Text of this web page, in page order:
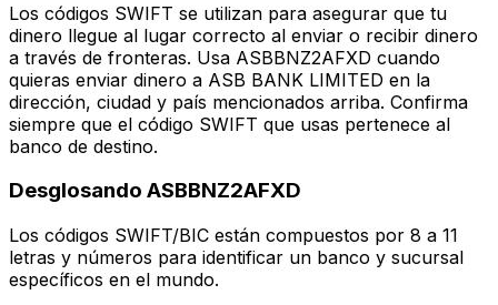
Los códigos SWIFT se utilizan para asegurar que tu
dinero llegue al lugar correcto al enviar o recibir dinero
a través de fronteras. Usa ASBBNZ2AFXD cuando
quieras enviar dinero a ASB BANK LIMITED en la
dirección, ciudad y país mencionados arriba. Confirma
siempre que el código SWIFT que usas pertenece al
banco de destino.
Desglosando ASBBNZ2AFXD
Los códigos SWIFT/BIC están compuestos por 8 a 11
letras y números para identificar un banco y sucursal
específicos en el mundo.